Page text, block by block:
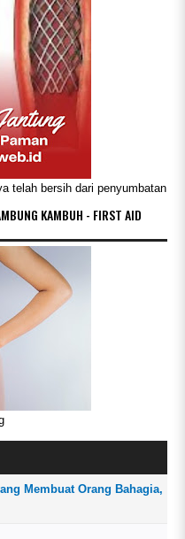
telah bersih dari penyumbatan
KAMBUH - FIRST AID
Membuat Orang Bahagia,